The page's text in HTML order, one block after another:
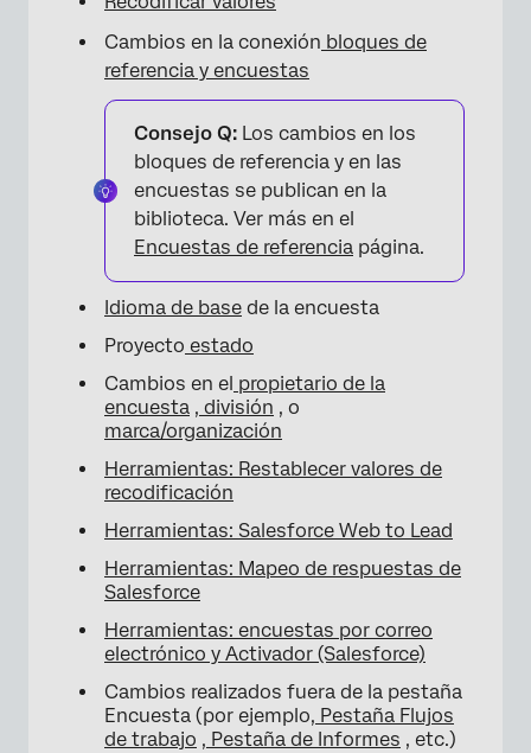
Cambios en la conexión bloques de
referencia y encuestas
Consejo Q: Los cambios en los
bloques de referencia y en las
encuestas se publican en la
biblioteca. Ver más en el
Encuestas de referencia página.
Idioma de base de la encuesta
Proyecto estado
Cambios en el propietario de la
encuesta , división , o
marca/organización
Herramientas: Restablecer valores de
recodificación
Herramientas: Salesforce Web to Lead
Herramientas: Mapeo de respuestas de
Salesforce
Herramientas: encuestas por correo
electrónico y Activador (Salesforce)
Cambios realizados fuera de la pestaña
Encuesta (por ejemplo, Pestaña Flujos
de trabajo , Pestaña de Informes , etc.)